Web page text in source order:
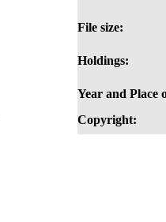
File size:
Holdings:
Year and Place
Copyright: